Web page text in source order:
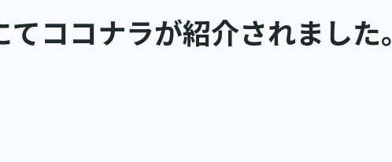
ココナラが紹介されました。